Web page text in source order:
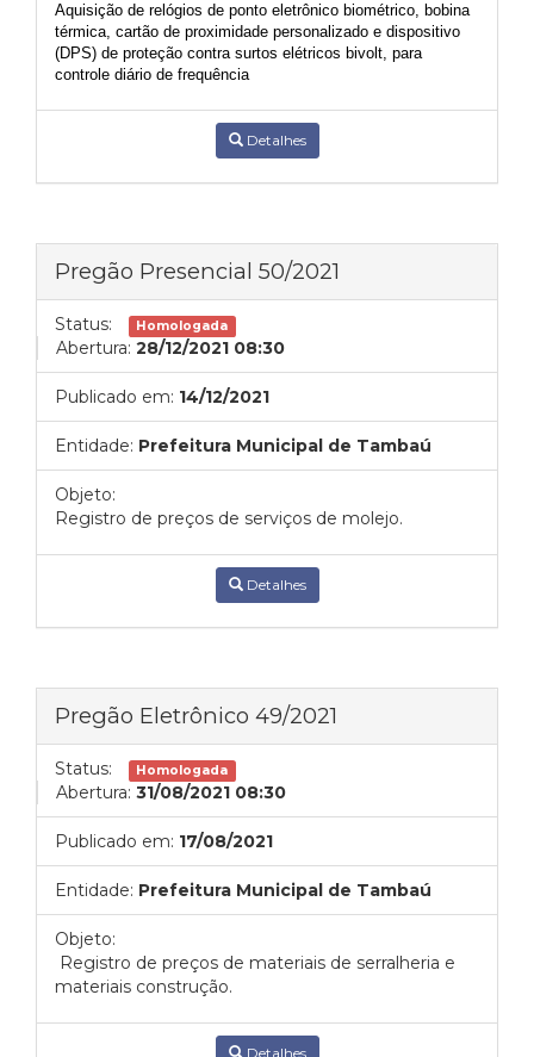
Aquisição de relógios de ponto eletrônico biométrico, bobina
térmica, cartão de proximidade personalizado e dispositivo
(DPS) de proteção contra surtos elétricos bivolt, para
controle diário de frequência
Detalhes
Pregão Presencial 50/2021
Status: Homologada
Abertura: 28/12/2021 08:30
Publicado em: 14/12/2021
Entidade: Prefeitura Municipal de Tambaú
Objeto:
Registro de preços de serviços de molejo.
Detalhes
Pregão Eletrônico 49/2021
Status: Homologada
Abertura: 31/08/2021 08:30
Publicado em: 17/08/2021
Entidade: Prefeitura Municipal de Tambaú
Objeto:
Registro de preços de materiais de serralheria e
materiais construção.
Detalhes